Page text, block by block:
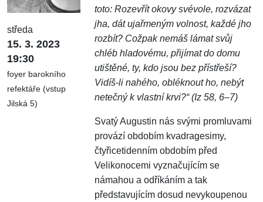
středa
15. 3. 2023
19:30
foyer barokního
refektáře (vstup
Jilská 5)
toto: Rozevřít okovy svévole, rozvázat
jha, dát ujařmeným volnost, každé jho
rozbít? Cožpak nemáš lámat svůj
chléb hladovému, přijímat do domu
utištěné, ty, kdo jsou bez přístřeší?
Vidíš-li nahého, obléknout ho, nebýt
netečný k vlastní krvi?“ (Iz 58, 6–7)
Svatý Augustin nás svými promluvami
provází obdobím kvadragesimy,
čtyřicetidenním obdobím před
Velikonocemi vyznačujícím se
námahou a odříkáním a tak
představujícím dosud nevykoupenou